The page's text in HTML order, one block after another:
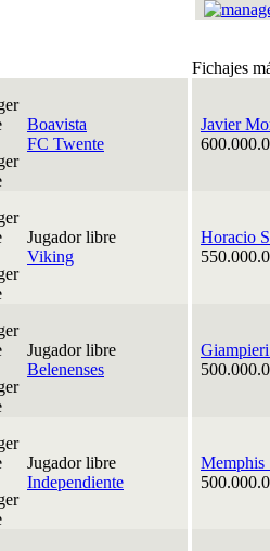
Fichajes
Boavista
FC Twente
Javier
Jugador libre
Viking
Horacio
Jugador libre
Belenenses
Jugador libre
Independiente
Memphis